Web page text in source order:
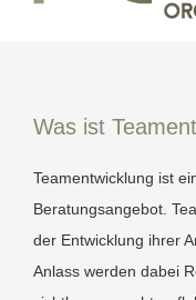
Was ist
Teamentwicklung ist
Beratungsangebot.
der Entwicklung ihrer
Anlass werden dabei